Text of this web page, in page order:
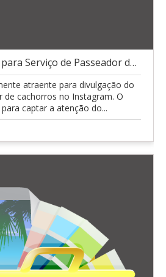
Post Promocional para Serviço de Passeador de Cach
atraente para divulgação do
de cachorros no Instagram. O
captar a atenção do...